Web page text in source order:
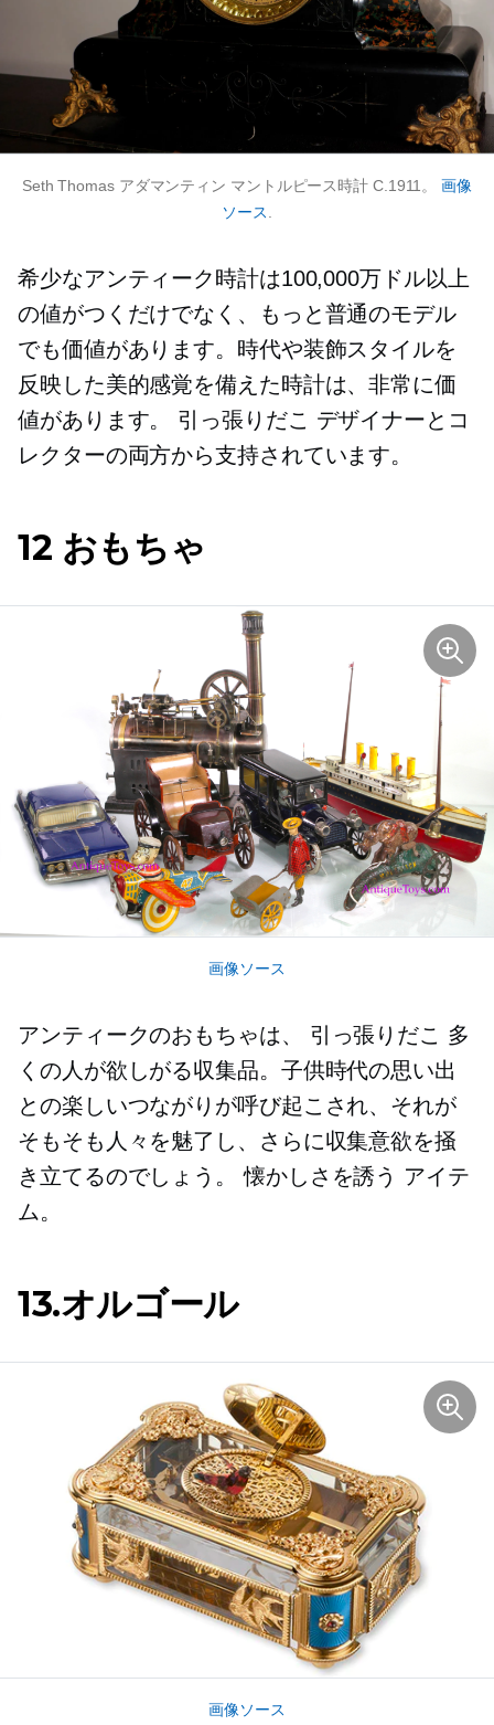
Seth Thomas アダマンティン マントルピース時計 C.1911。画像
ソース
希少なアンティーク時計は100,000万ドル以上
の値がつくだけでなく、もっと普通のモデル
でも価値があります。時代や装飾スタイルを
反映した美的感覚を備えた時計は、非常に価
値があります。 引っ張りだこ デザイナーとコ
レクターの両方から支持されています。
12 おもちゃ
画像ソース
アンティークのおもちゃは、 引っ張りだこ 多
くの人が欲しがる収集品。子供時代の思い出
との楽しいつながりが呼び起こされ、それが
そもそも人々を魅了し、さらに収集意欲を掻
き立てるのでしょう。懐かしさを誘う アイテ
ム。
13.オルゴール
画像ソース